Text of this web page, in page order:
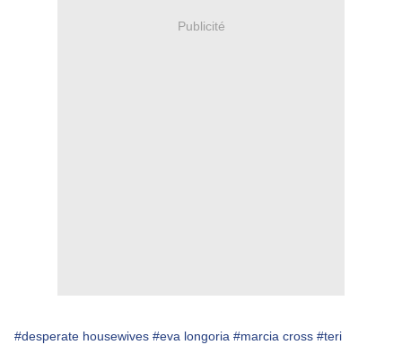
Publicité
#desperate housewives #eva longoria #marcia cross #teri